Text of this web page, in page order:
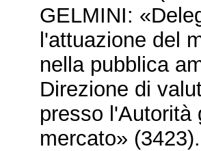
GELMINI:
l'attuazione del
nella pubblica
Direzione di
presso l'Autorità
mercato» (3423).